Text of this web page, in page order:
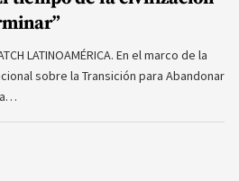
LATINOAMÉRICA. En el marco de la
sobre la Transición para Abandonar